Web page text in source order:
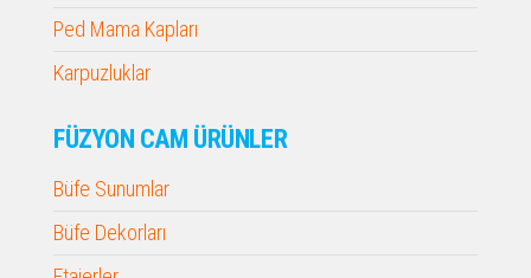
Ped Mama Kapları
Karpuzluklar
FÜZYON CAM ÜRÜNLER
Büfe Sunumlar
Büfe Dekorları